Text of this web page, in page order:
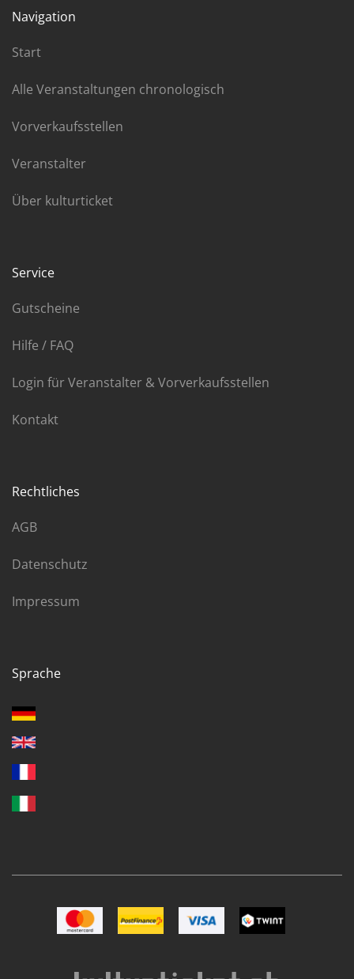
Navigation
Start
Alle Veranstaltungen chronologisch
Vorverkaufsstellen
Veranstalter
Über kulturticket
Service
Gutscheine
Hilfe / FAQ
Login für Veranstalter & Vorverkaufsstellen
Kontakt
Rechtliches
AGB
Datenschutz
Impressum
Sprache
Bild MastercardBild Postfinance
Bild VISA Bild TWINT